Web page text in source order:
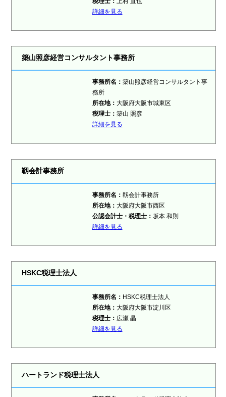
詳細を見る
築山照彦経営コンサルタント事務所
事務所名： 築山照彦経営コンサルタント事
務所
所在地： 大阪府大阪市城東区
税理士： 築山 照彦
詳細を見る
靱会計事務所
事務所名： 靱会計事務所
所在地： 大阪府大阪市西区
公認会計士・税理士： 坂本 和則
詳細を見る
HSKC税理士法人
事務所名： HSKC税理士法人
所在地： 大阪府大阪市淀川区
税理士： 広瀬 晶
詳細を見る
ハートランド税理士法人